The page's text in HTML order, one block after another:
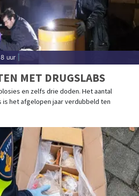
uur
MET DRUGSLABS
en zelfs drie doden. Het aantal
het afgelopen jaar verdubbeld ten